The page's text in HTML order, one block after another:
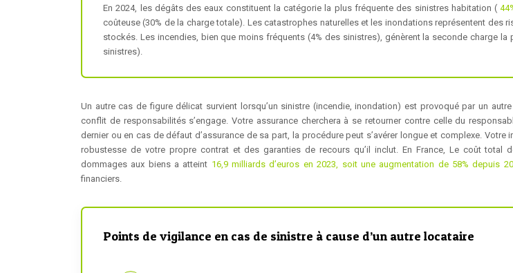
En 2024, les dégâts des eaux constituent la catégorie la plus fréquente des sinistres habitation (
coûteuse (30% de la charge totale). Les catastrophes naturelles et les inondations représentent des
stockés. Les incendies, bien que moins fréquents (4% des sinistres), génèrent la seconde charge la
sinistres).
Un autre cas de figure délicat survient lorsqu’un sinistre (incendie, inondation) est provoqué par un
conflit de responsabilités s’engage. Votre assurance cherchera à se retourner contre celle du
dernier ou en cas de défaut d’assurance de sa part, la procédure peut s’avérer longue et complexe. Votre
robustesse de votre propre contrat et des garanties de recours qu’il inclut. En France, Le coût total
dommages aux biens a atteint 16,9 milliards d’euros en 2023, soit une augmentation de 58% depuis
financiers.
Points de vigilance en cas de sinistre à cause d’un autre locataire